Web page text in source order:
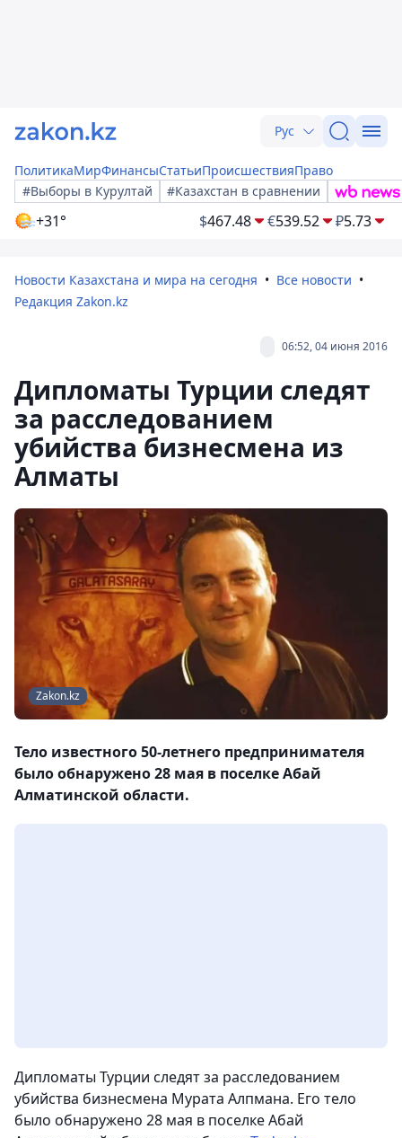
Рус
ПолитикаМирФинансыСтатьиПроисшествияПраво
#Выборы в Курултай
#Казахстан в сравнении
+31° $467.48 €539.52 ₽5.73
Новости Казахстана и мира на сегодня
Все новости
Редакция Zakon.kz
06:52, 04 июня 2016
Дипломаты Турции следят
за расследованием
убийства бизнесмена из
Алматы
Zakon.kz
Тело известного 50-летнего предпринимателя
было обнаружено 28 мая в поселке Абай
Алматинской области.
Дипломаты Турции следят за расследованием
убийства бизнесмена Мурата Алпмана. Его тело
было обнаружено 28 мая в поселке Абай